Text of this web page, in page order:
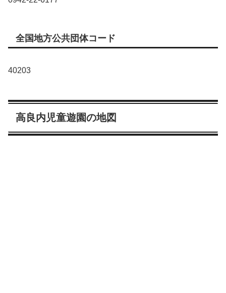
全国地方公共団体コード
40203
高良内児童遊園の地図